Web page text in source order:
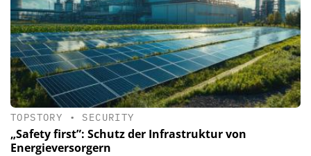
TOPSTORY • SECURITY
„Safety first”: Schutz der Infrastruktur von
Energieversorgern